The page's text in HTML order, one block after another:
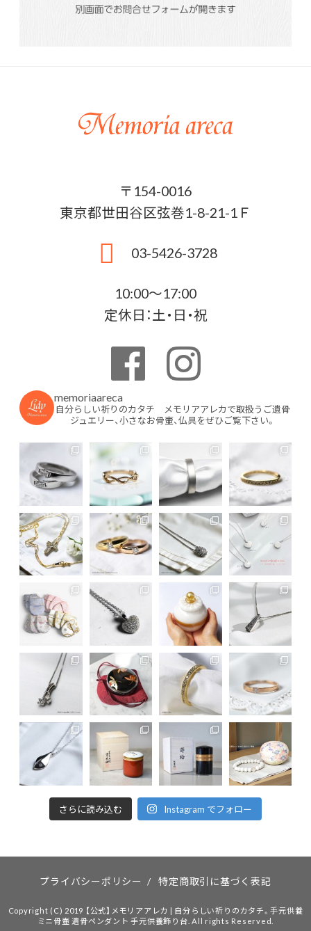
〒154-0016
東京都世田谷区弦巻1-8-21-1Ｆ
03-5426-3728
10:00〜17:00
定休日：土・日・祝
memoriaareca
自分らしい祈りのカタチ メモリアアレカで取扱うご遺骨
ジュエリー、小さなお骨壷、仏具をぜひご覧下さい。
さらに読み込む Instagram でフォロー
プライバシーポリシー / 特定商取引に基づく表記
Copyright (C) 2019 【公式】メモリアアレカ | 自分らしい祈りのカタチ。手元供養
ミニ骨壷 遺骨ペンダント 手元供養飾り台. All rights Reserved.